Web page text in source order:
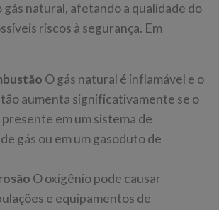
natural, afetando a qualidade do
riscos à segurança. Em
O gás natural é inflamável e o
aumenta significativamente se o
em um sistema de
gás ou em um gasoduto de
O oxigênio pode causar
e equipamentos de